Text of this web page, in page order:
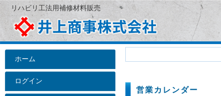
リハビリ工法用補修材料販売
ホーム
ログイン
営業カレンダー